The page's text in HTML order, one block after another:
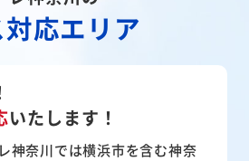
応エリア
いたします！
神奈川では横浜市を含む神奈